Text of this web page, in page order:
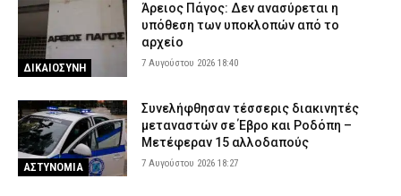
ΔΙΚΑΙΟΣΥΝΗ
Άρειος Πάγος: Δεν ανασύρεται η
υπόθεση των υποκλοπών από το
αρχείο
7 Αυγούστου 2026 18:40
ΑΣΤΥΝΟΜΙΑ
Συνελήφθησαν τέσσερις διακινητές
μεταναστών σε Έβρο και Ροδόπη –
Μετέφεραν 15 αλλοδαπούς
7 Αυγούστου 2026 18:27